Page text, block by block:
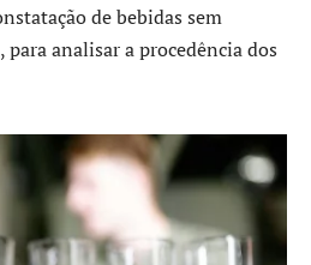
de bebidas sem
analisar a procedência dos